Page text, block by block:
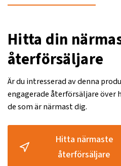
Hitta din
återförsäljare
Är du intresserad av denna
engagerade återförsäljare över
de som är närmast dig.
Hitta närmaste
återförsäljare